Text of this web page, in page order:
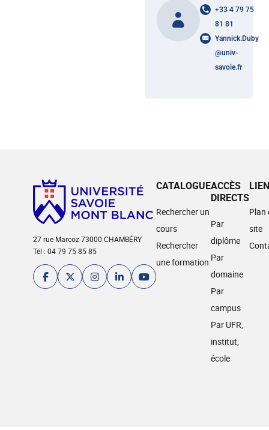
+33 4 79 75
81 81
Yannick.Duby
@univ-
savoie.fr
27 rue Marcoz 73000 CHAMBÉRY
Tél : 04 79 75 85 85
CATALOGUE
Rechercher un
cours
Rechercher
une formation
ACCÈS
DIRECTS
Par
diplôme
Par
domaine
Par
campus
Par UFR,
institut,
école
Plan
site